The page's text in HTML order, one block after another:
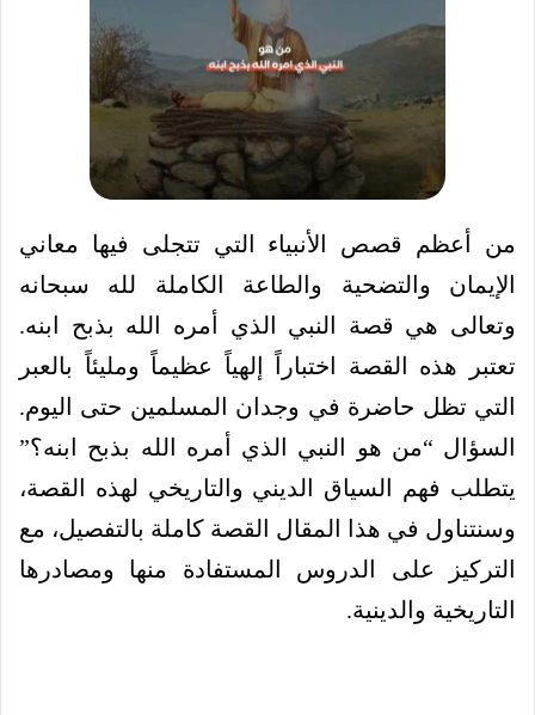
من أعظم قصص الأنبياء التي تتجلى فيها معاني
الإيمان والتضحية والطاعة الكاملة لله سبحانه
وتعالى هي قصة النبي الذي أمره الله بذبح ابنه.
تعتبر هذه القصة اختباراً إلهياً عظيماً ومليئاً بالعبر
التي تظل حاضرة في وجدان المسلمين حتى اليوم.
السؤال “من هو النبي الذي أمره الله بذبح ابنه؟”
يتطلب فهم السياق الديني والتاريخي لهذه القصة،
وسنتناول في هذا المقال القصة كاملة بالتفصيل، مع
التركيز على الدروس المستفادة منها ومصادرها
التاريخية والدينية.